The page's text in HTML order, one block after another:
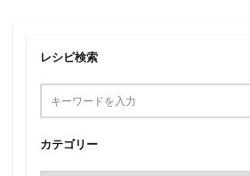
レシピ検索
カテゴリー